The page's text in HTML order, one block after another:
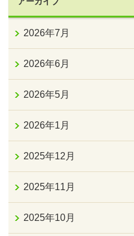
2026年7月
2026年6月
2026年5月
2026年1月
2025年12月
2025年11月
2025年10月